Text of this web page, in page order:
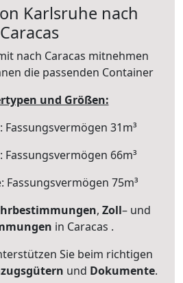
Karlsruhe nach
Caracas
nach Caracas mitnehmen
die passenden Container
und Größen:
31m³
66m³
Fassungsvermögen 75m³
, Zoll– und
in Caracas .
Sie beim richtigen
und Dokumente.